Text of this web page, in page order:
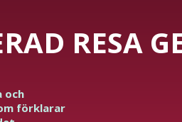
RESA
och
förklarar